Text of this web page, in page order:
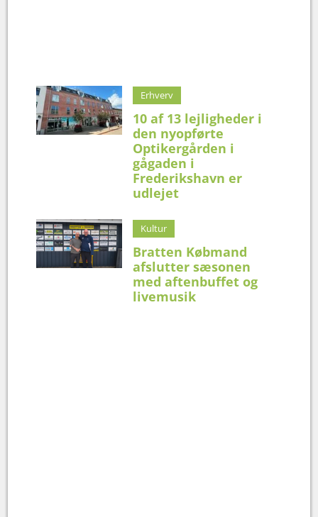
Erhverv
10 af 13 lejligheder i
den nyopførte
Optikergården i
gågaden i
Frederikshavn er
udlejet
Kultur
Bratten Købmand
afslutter sæsonen
med aftenbuffet og
livemusik